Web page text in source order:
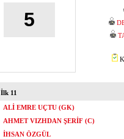
5
İlk 11
ALİ EMRE UÇTU (GK)
AHMET VIZHDAN ŞERİF (C)
İHSAN ÖZGÜL